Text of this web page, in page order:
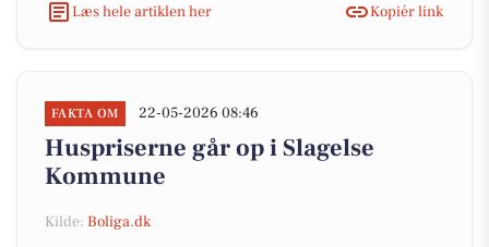
Læs hele artiklen her
Kopiér link
FAKTA OM 22-05-2026 08:46
Huspriserne går op i Slagelse
Kommune
Kilde: Boliga.dk